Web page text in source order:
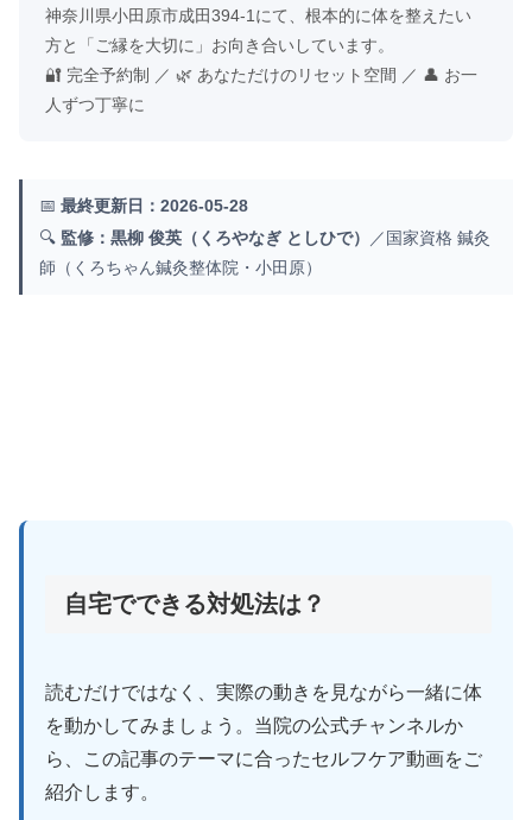
神奈川県小田原市成田394-1にて、根本的に体を整えたい
方と「ご縁を大切に」お向き合いしています。
🔐 完全予約制 ／ 🌿 あなただけのリセット空間 ／ 👤 お一
人ずつ丁寧に
📅 最終更新日：2026-05-28
🔍 監修：黒柳 俊英（くろやなぎ としひで）
／国家資格 鍼灸
師（くろちゃん鍼灸整体院・小田原）
自宅でできる対処法は？
読むだけではなく、実際の動きを見ながら一緒に体
を動かしてみましょう。当院の公式チャンネルか
ら、この記事のテーマに合ったセルフケア動画をご
紹介します。